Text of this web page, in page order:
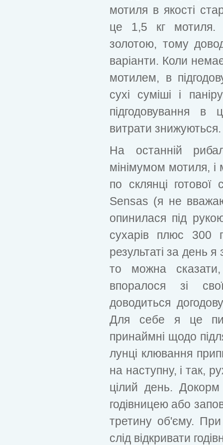
мотиля в якості
це 1,5 кг мотиля.
золотою, тому
варіанти. Коли
мотилем, в
сухі суміші і
підгодовування
витрати знижуються.
На останній
мінімумом мотиля, і
по склянці
Sensas (я не
опинилася під
сухарів плюс 300
результаті за день
то можна сказати,
впоралося зі
доводиться
Для себе я це
принаймні щодо
лунці клювання
на наступну, і так,
цілий день.
годівницею або
третину об'єму. При
слід відкривати